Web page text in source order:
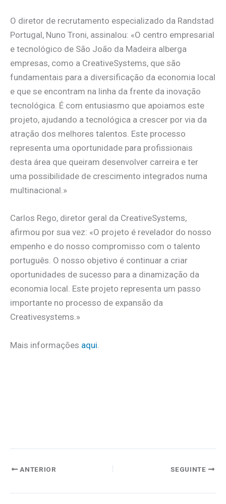
O diretor de recrutamento especializado da Randstad
Portugal, Nuno Troni, assinalou: «O centro empresarial
e tecnológico de São João da Madeira alberga
empresas, como a CreativeSystems, que são
fundamentais para a diversificação da economia local
e que se encontram na linha da frente da inovação
tecnológica. É com entusiasmo que apoiamos este
projeto, ajudando a tecnológica a crescer por via da
atração dos melhores talentos. Este processo
representa uma oportunidade para profissionais
desta área que queiram desenvolver carreira e ter
uma possibilidade de crescimento integrados numa
multinacional.»
Carlos Rego, diretor geral da CreativeSystems,
afirmou por sua vez: «O projeto é revelador do nosso
empenho e do nosso compromisso com o talento
português. O nosso objetivo é continuar a criar
oportunidades de sucesso para a dinamização da
economia local. Este projeto representa um passo
importante no processo de expansão da
Creativesystems.»
Mais informações aqui
ANTERIOR SEGUINTE